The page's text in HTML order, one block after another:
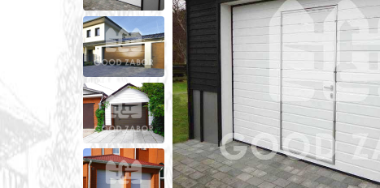
ИЗ 3Д СЕТКИ
ИЗ СВАРНОЙ СЕТКИ
ИЗ ПРОФИЛЬНОЙ ТРУБЫ
СВАРНЫЕ ЗАБОРЫ
ЗАБОРЫ ДЛЯ ДАЧИ
ДЕРЕВЯННЫЕ
ЗАБОРЫ ИЗ
ПОД КРИПИЧ
ДЛЯ ДАЧИ
ПОД ДЕРЕВО
ПОД КАМЕНЬ
С КОВАНЫМИ